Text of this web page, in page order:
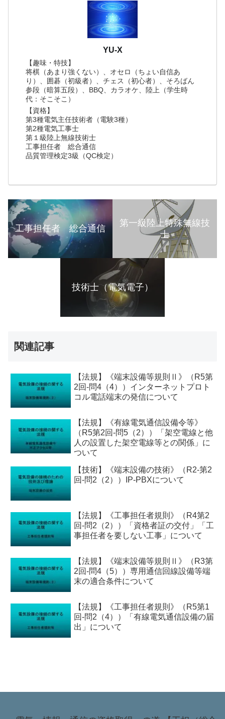
YU-X
【趣味・特技】
将棋（あまり強くない）、オセロ（ちょい自信あ
り）、囲碁（初級者）、チェス（初心者）、そろばん
参段（暗算五段）、BBQ、カラオケ、陸上（学生時
代：そこそこ）
【資格】
第3種電気主任技術者（電験3種）
第2種電気工事士
第１級陸上無線技術士
工事担任者 総合通信
品質管理検定3級（QC検定）
工事担任者 総合通信
第一級陸上特殊無線技
士
技術士（電気電子）
関連記事
【法規】《端末設備等規則Ⅱ》（R5第
2回-問4（4））インターネットプロト
コル電話端末の発信について
【法規】《有線電気通信設備令等》
（R5第2回-問5（2））「架空電線と他
人の設置した架空電線等との関係」に
ついて
【技術】《端末設備の技術》（R2-第2
回-問2（2））IP-PBXについて
【法規】《工事担任者規則》（R4第2
回-問2（2））「資格者証の交付」「工
事担任者を要しない工事」について
【法規】《端末設備等規則Ⅱ》（R3第
2回-問4（5））専用通信回線設備等端
末の適合条件について
【法規】《工事担任者規則》（R5第1
回-問2（4））「有線電気通信設備の届
出」について